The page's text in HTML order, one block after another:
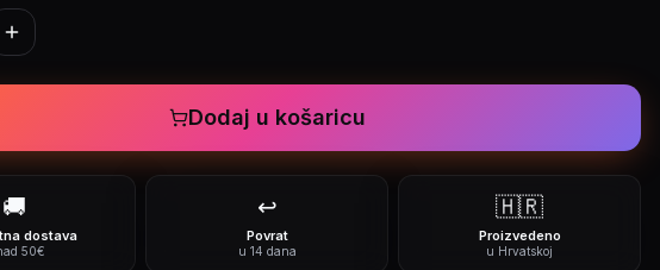
Dodaj u košaricu
🚚
dostava
50€
↩️
Povrat
u 14 dana
🇭🇷
Proizvedeno
u Hrvatskoj